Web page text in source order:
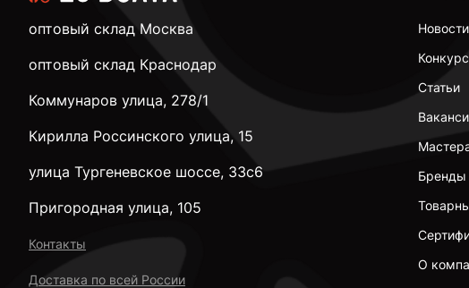
Новости
Статьи
Бренды
О
оптовый склад Москва
оптовый склад Краснодар
Коммунаров улица, 278/1
Кирилла Россинского улица, 15
улица Тургеневское шоссе, 33с6
Пригородная улица, 105
Контакты
Доставка по всей России